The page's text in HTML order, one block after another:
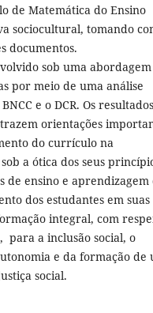
de Matemática do Ensino
sociocultural, tomando
documentos.
sob uma abordagem
por meio de uma análise
e o DCR. Os resultados
orientações
do currículo na
a ótica dos seus
de ensino e aprendizagem
dos estudantes em suas
integral, com
a inclusão social, o
e da formação de
social.